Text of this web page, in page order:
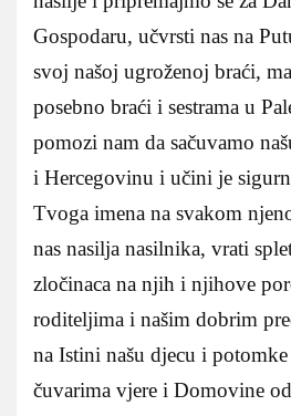
Gospodaru, učvrsti nas na
svoj našoj ugroženoj braći,
posebno braći i sestrama u
pomozi nam da sačuvamo
i Hercegovinu i učini je
Tvoga imena na svakom
nas nasilja nasilnika, vrati
zločinaca na njih i njihove
roditeljima i našim dobrim
na Istini našu djecu i
čuvarima vjere i Domovine